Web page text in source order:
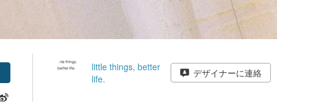
little things, better
life.
デザイナーに連絡